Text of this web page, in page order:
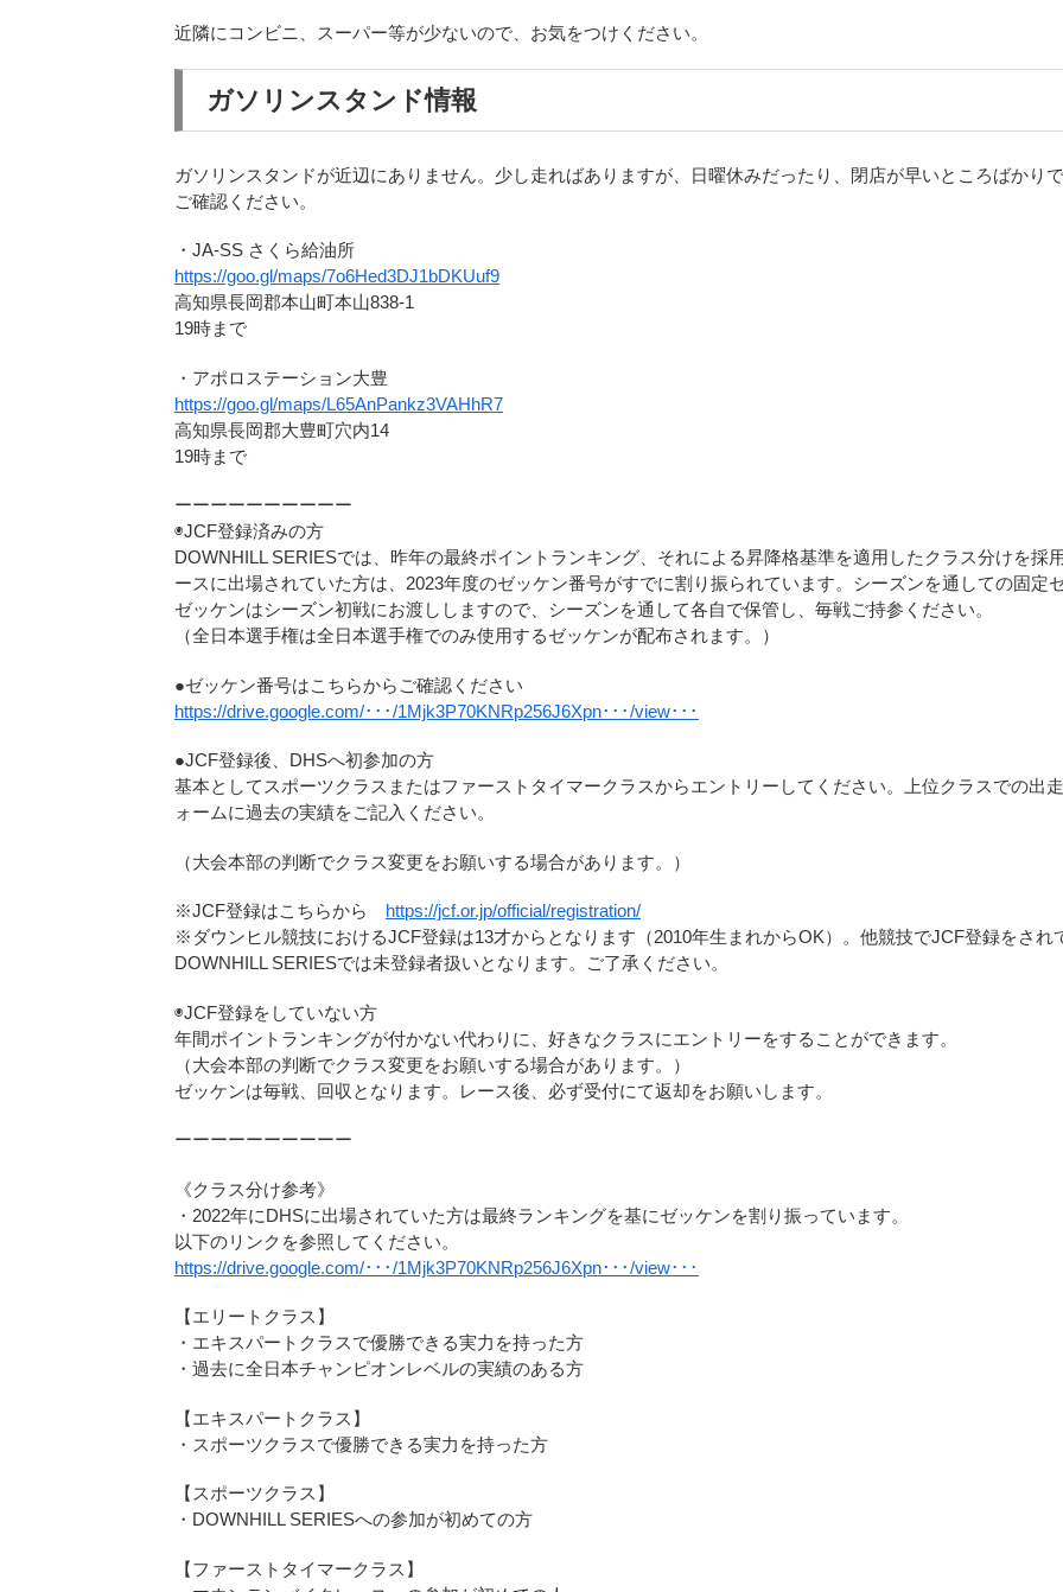
近隣にコンビニ、スーパー等が少ないので、お気をつけください。
ガソリンスタンド情報
ガソリンスタンドが近辺にありません。少し走ればありますが、日曜休みだったり、閉店が早いところばかり
ご確認ください。
・JA-SS さくら給油所
https://goo.gl/maps/7o6Hed3DJ1bDKUuf9
高知県長岡郡本山町本山838-1
19時まで
・アポロステーション大豊
https://goo.gl/maps/L65AnPankz3VAHhR7
高知県長岡郡大豊町穴内14
19時まで
ーーーーーーーーーー
◉JCF登録済みの方
DOWNHILL SERIESでは、昨年の最終ポイントランキング、それによる昇降格基準を適用したクラス分けを採
ースに出場されていた方は、2023年度のゼッケン番号がすでに割り振られています。シーズンを通しての固定
ゼッケンはシーズン初戦にお渡ししますので、シーズンを通して各自で保管し、毎戦ご持参ください。
（全日本選手権は全日本選手権でのみ使用するゼッケンが配布されます。）
●ゼッケン番号はこちらからご確認ください
https://drive.google.com/･･･/1Mjk3P70KNRp256J6Xpn･･･/view･･･
●JCF登録後、DHSへ初参加の方
基本としてスポーツクラスまたはファーストタイマークラスからエントリーしてください。上位クラスでの出
ォームに過去の実績をご記入ください。
（大会本部の判断でクラス変更をお願いする場合があります。）
※JCF登録はこちらから https://jcf.or.jp/official/registration/
※ダウンヒル競技におけるJCF登録は13才からとなります（2010年生まれからOK）。他競技でJCF登録をされ
DOWNHILL SERIESでは未登録者扱いとなります。ご了承ください。
◉JCF登録をしていない方
年間ポイントランキングが付かない代わりに、好きなクラスにエントリーをすることができます。
（大会本部の判断でクラス変更をお願いする場合があります。）
ゼッケンは毎戦、回収となります。レース後、必ず受付にて返却をお願いします。
ーーーーーーーーーー
《クラス分け参考》
・2022年にDHSに出場されていた方は最終ランキングを基にゼッケンを割り振っています。
以下のリンクを参照してください。
https://drive.google.com/･･･/1Mjk3P70KNRp256J6Xpn･･･/view･･･
【エリートクラス】
・エキスパートクラスで優勝できる実力を持った方
・過去に全日本チャンピオンレベルの実績のある方
【エキスパートクラス】
・スポーツクラスで優勝できる実力を持った方
【スポーツクラス】
・DOWNHILL SERIESへの参加が初めての方
【ファーストタイマークラス】